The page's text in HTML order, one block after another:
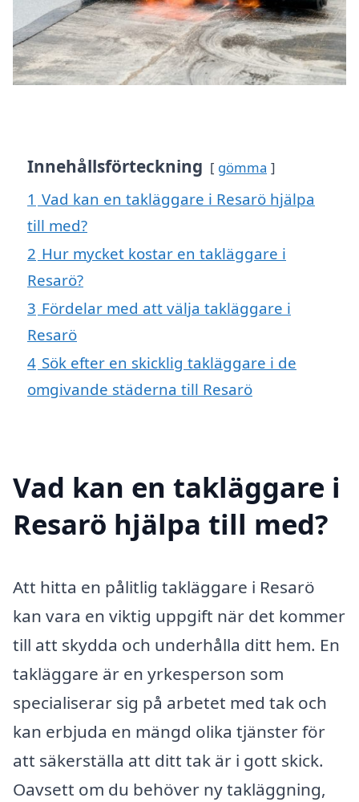
Innehållsförteckning gömma
1 Vad kan en takläggare i Resarö hjälpa
till med?
2 Hur mycket kostar en takläggare i
Resarö?
3 Fördelar med att välja takläggare i
Resarö
4 Sök efter en skicklig takläggare i de
omgivande städerna till Resarö
Vad kan en takläggare i
Resarö hjälpa till med?
Att hitta en pålitlig takläggare i Resarö
kan vara en viktig uppgift när det kommer
till att skydda och underhålla ditt hem. En
takläggare är en yrkesperson som
specialiserar sig på arbetet med tak och
kan erbjuda en mängd olika tjänster för
att säkerställa att ditt tak är i gott skick.
Oavsett om du behöver ny takläggning,